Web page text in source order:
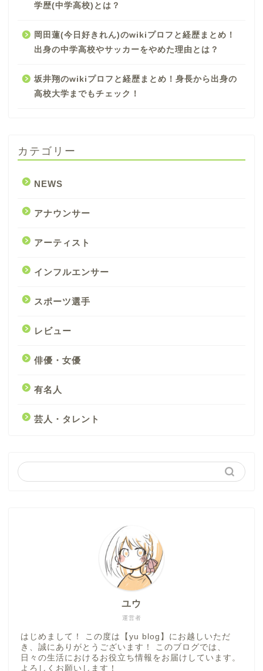
学歴(中学高校)とは？
岡田蓮(今日好きれん)のwikiプロフと経歴まとめ！
出身の中学高校やサッカーをやめた理由とは？
坂井翔のwikiプロフと経歴まとめ！身長から出身の
高校大学までもチェック！
カテゴリー
NEWS
アナウンサー
アーティスト
インフルエンサー
スポーツ選手
レビュー
俳優・女優
有名人
芸人・タレント
運営者
ユウ
はじめまして！ この度は【yu blog】にお越しいただ
き、誠にありがとうございます！ このブログでは、
日々の生活におけるお役立ち情報をお届けしています。
よろしくお願いします！